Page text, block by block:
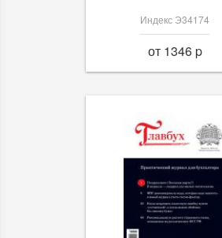
Индекс Э34174
от 1346 p